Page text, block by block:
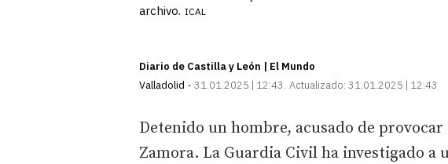
archivo. ICAL
Diario de Castilla y León | El Mundo
Valladolid
31.01.2025 | 12:43 Actualizado: 31.01.2025 | 12:43
Detenido un hombre, acusado de
Zamora. La Guardia Civil ha investigado a